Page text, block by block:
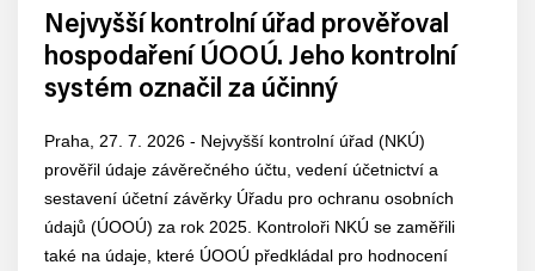
Nejvyšší kontrolní úřad prověřoval
hospodaření ÚOOÚ. Jeho kontrolní
systém označil za účinný
Praha, 27. 7. 2026 - Nejvyšší kontrolní úřad (NKÚ)
prověřil údaje závěrečného účtu, vedení účetnictví a
sestavení účetní závěrky Úřadu pro ochranu osobních
údajů (ÚOOÚ) za rok 2025. Kontroloři NKÚ se zaměřili
také na údaje, které ÚOOÚ předkládal pro hodnocení